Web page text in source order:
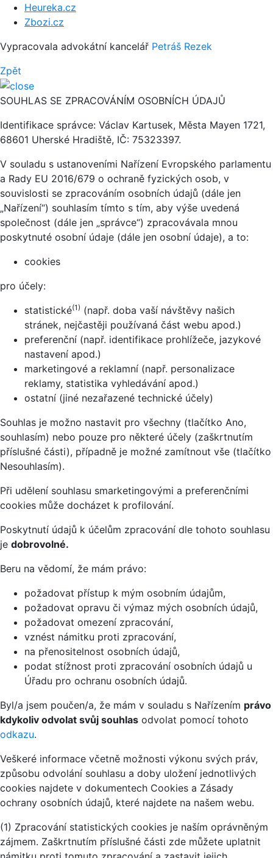
Heureka.cz
Zbozi.cz
Vypracovala advokátní kancelář Petráš Rezek
Zpět
SOUHLAS SE ZPRACOVÁNÍM OSOBNÍCH ÚDAJŮ
Identifikace správce: Václav Kartusek, Města Mayen 1721,
68601 Uherské Hradiště, IČ: 75323397.
V souladu s ustanoveními Nařízení Evropského parlamentu
a Rady EU 2016/679 o ochraně fyzických osob, v
souvislosti se zpracováním osobních údajů (dále jen
„Nařízení“) souhlasím tímto s tím, aby výše uvedená
společnost (dále jen „správce“) zpracovávala mnou
poskytnuté osobní údaje (dále jen osobní údaje), a to:
cookies
pro účely:
statistické(1) (např. doba vaší návštěvy našich
stránek, nejčastěji používaná část webu apod.)
preferenční (např. identifikace prohlížeče, jazykové
nastavení apod.)
marketingové a reklamní (např. personalizace
reklamy, statistika vyhledávání apod.)
ostatní (jiné nezařazené technické účely)
Souhlas je možno nastavit pro všechny (tlačítko Ano,
souhlasím) nebo pouze pro některé účely (zaškrtnutím
příslušné části), případně je možné zamítnout vše (tlačítko
Nesouhlasím).
Při udělení souhlasu smarketingovými a preferenčními
cookies může docházet k profilování.
Poskytnutí údajů k účelům zpracování dle tohoto souhlasu
je dobrovolné.
Beru na vědomí, že mám právo:
požadovat přístup k mým osobním údajům,
požadovat opravu či výmaz mých osobních údajů,
požadovat omezení zpracování,
vznést námitku proti zpracování,
na přenositelnost osobních údajů,
podat stížnost proti zpracování osobních údajů u
Úřadu pro ochranu osobních údajů.
Byl/a jsem poučen/a, že mám v souladu s Nařízením právo
kdykoliv odvolat svůj souhlas odvolat pomocí tohoto
odkazu.
Veškeré informace včetně možnosti výkonu svých práv,
způsobu odvolání souhlasu a doby uložení jednotlivých
cookies najdete v dokumentech Cookies a Zásady
ochrany osobních údajů, které najdete na našem webu.
(1) Zpracování statistických cookies je naším oprávněným
zájmem. Zaškrtnutím příslušné části zde můžete uplatnit